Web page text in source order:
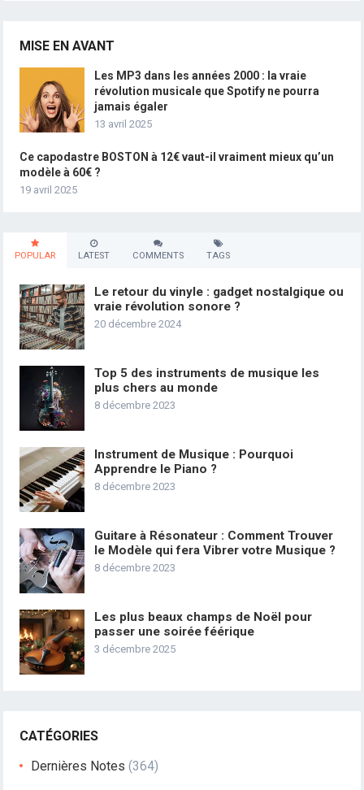
MISE EN AVANT
Les MP3 dans les années 2000 : la vraie
révolution musicale que Spotify ne pourra
jamais égaler
13 avril 2025
Ce capodastre BOSTON à 12€ vaut-il vraiment mieux qu’un
modèle à 60€ ?
19 avril 2025
POPULAR LATEST COMMENTS TAGS
Le retour du vinyle : gadget nostalgique ou
vraie révolution sonore ?
20 décembre 2024
Top 5 des instruments de musique les
plus chers au monde
8 décembre 2023
Instrument de Musique : Pourquoi
Apprendre le Piano ?
8 décembre 2023
Guitare à Résonateur : Comment Trouver
le Modèle qui fera Vibrer votre Musique ?
8 décembre 2023
Les plus beaux champs de Noël pour
passer une soirée féérique
3 décembre 2025
CATÉGORIES
Dernières Notes (364)